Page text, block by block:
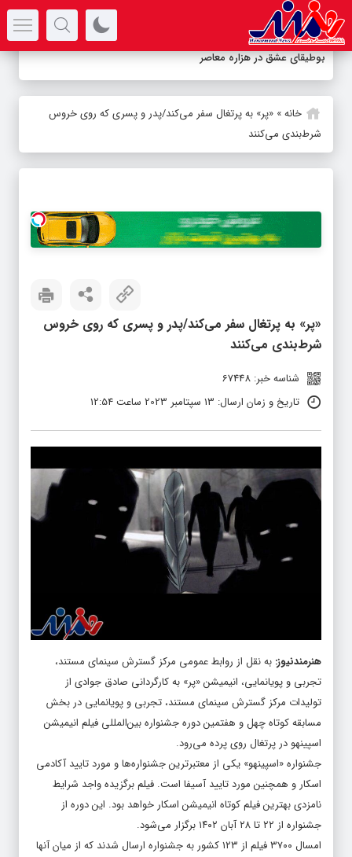
بوطیقای عشق در هزاره معاصر
خانه» «پر» به پرتغال سفر می‌کند/پدر و پسری که روی خروس
شرط‌بندی می‌کنند
«پر» به پرتغال سفر می‌کند/پدر و پسری که روی خروس
شرط‌بندی می‌کنند
شناسه خبر: 67448
تاریخ و زمان ارسال: 13 سپتامبر 2023 ساعت 12:54
هنرمندنیوز: به نقل از روابط عمومی مرکز گسترش سینمای مستند،
تجربی و پویانمایی، انیمیشن «پر» به کارگردانی صادق جوادی از
تولیدات مرکز گسترش سینمای مستند، تجربی و پویانمایی در بخش
مسابقه کوتاه چهل و هفتمین دوره جشنواره بین‌المللی فیلم انیمیشن
اسپینهو در پرتغال روی پرده می‌رود.
جشنواره «اسپینهو» یکی از معتبرترین جشنواره‌ها و مورد تایید آکادمی
اسکار و همچنین مورد تایید آسیفا است. فیلم برگزیده واجد شرایط
نامزدی بهترین فیلم کوتاه انیمیشن اسکار خواهد بود. این دوره از
جشنواره از ۲۲ تا ۲۸ آبان
برگزار می‌شود.
امسال ۳۷۰۰ فیلم از ۱۲۳ کشور به جشنواره ارسال شدند که از میان آنها